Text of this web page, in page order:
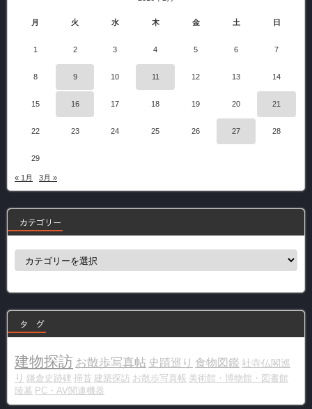
月 火 水 木 金 土 日
1 2 3 4 5 6 7
8 9 10 11 12 13 14
15 16 17 18 19 20 21
22 23 24 25 26 27 28
29
« 1月 3月 »
カテゴリー
カ
ー
タ グ
建物探訪 お散歩写真帖 史蹟巡り 食物図鑑 社寺仏閣巡
り 鎌倉史跡碑 掃苔 建築探訪 お散歩写真帳 美術館・博物館・図書館
陵墓 PC・AV関連機器